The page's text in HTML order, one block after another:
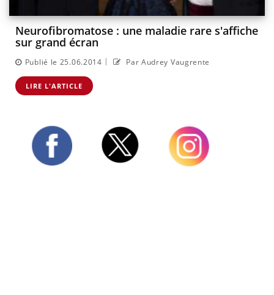
Neurofibromatose : une maladie rare s'affiche
sur grand écran
Publié le 25.06.2014 | Par Audrey Vaugrente
LIRE L'ARTICLE